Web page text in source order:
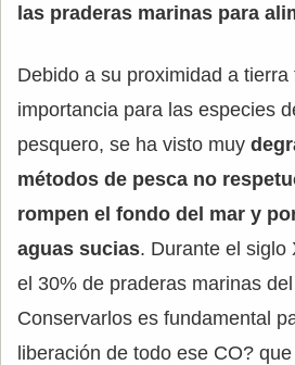
las praderas marinas para
Debido a su proximidad a tierra
importancia para las especies
pesquero, se ha visto muy
métodos de pesca no
rompen el fondo del mar y
aguas sucias. Durante el siglo
el 30% de praderas marinas
Conservarlos es fundamental
liberación de todo ese CO?